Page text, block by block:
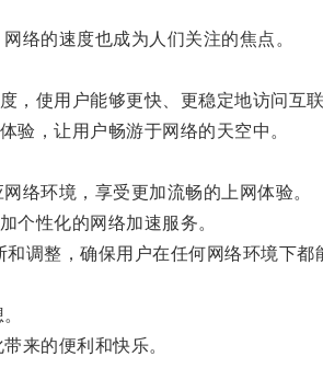
的速度也成为人们关注的焦点。
使用户能够更快、更稳定地访问互联
，让用户畅游于网络的天空中。
环境，享受更加流畅的上网体验。
性化的网络加速服务。
整，确保用户在任何网络环境下都
来的便利和快乐。